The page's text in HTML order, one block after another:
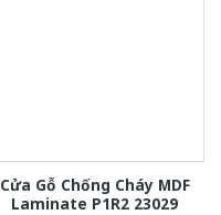
Cửa Gỗ Chống Cháy MDF
Laminate P1R2 23029